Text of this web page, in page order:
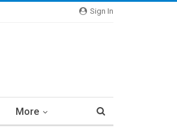
Sign In
More